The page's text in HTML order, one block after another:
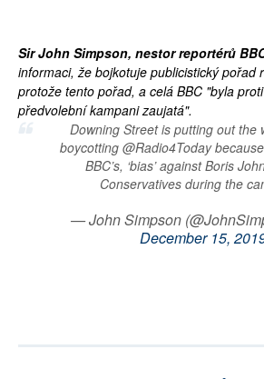
Sir John Simpson, nestor reportérů
informaci, že bojkotuje publicistický pořad
protože tento pořad, a celá BBC "byla
předvolební kampani zaujatá".
Downing Street is putting out the
boycotting @Radio4Today
BBC’s, ‘bias’ against Boris
Conservatives during the
— John Simpson
December 15,